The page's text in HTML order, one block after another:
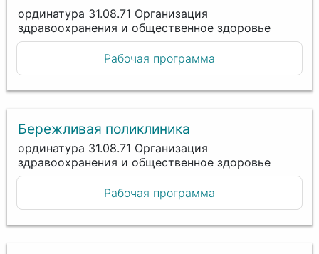
ординатура 31.08.71 Организация
здравоохранения и общественное здоровье
Рабочая программа
Бережливая поликлиника
ординатура 31.08.71 Организация
здравоохранения и общественное здоровье
Рабочая программа